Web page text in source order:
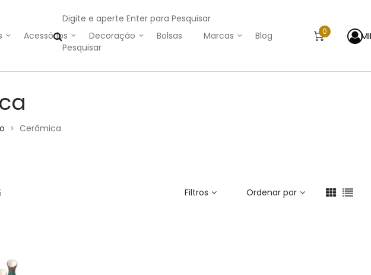
Acessórios Decoração Bolsas Marcas Blog
Digite e aperte Enter para Pesquisar
0
> Cerâmica
Filtros Ordenar por